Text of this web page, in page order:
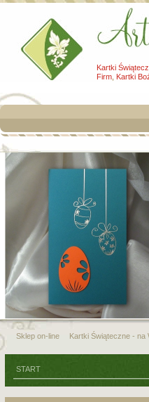
Kartki
Firm Kartki
Sklep on-line Kartki Świąteczne - na
START